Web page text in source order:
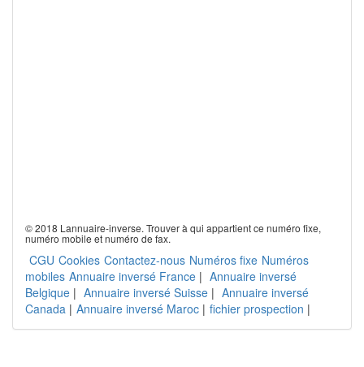
© 2018 Lannuaire-inverse. Trouver à qui appartient ce numéro fixe,
numéro mobile et numéro de fax.
CGU Cookies Contactez-nous Numéros fixe Numéros
mobiles Annuaire inversé France | Annuaire inversé
Belgique | Annuaire inversé Suisse | Annuaire inversé
Canada | Annuaire inversé Maroc | fichier prospection |